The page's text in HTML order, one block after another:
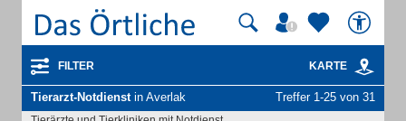
FILTER KARTE
Tierarzt-Notdienstin Averlak Treffer 1-25 von 31